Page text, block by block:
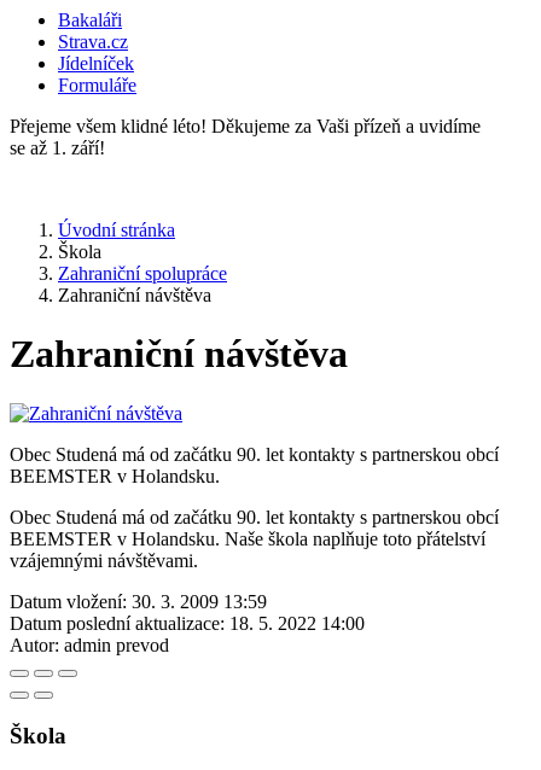
Bakaláři
Strava.cz
Jídelníček
Formuláře
Přejeme všem klidné léto! Děkujeme za Vaši přízeň a uvidíme
se až 1. září!
Úvodní stránka
Škola
Zahraniční spolupráce
Zahraniční návštěva
Zahraniční návštěva
Obec Studená má od začátku 90. let kontakty s partnerskou obcí
BEEMSTER v Holandsku.
Obec Studená má od začátku 90. let kontakty s partnerskou obcí
BEEMSTER v Holandsku. Naše škola naplňuje toto přátelství
vzájemnými návštěvami.
Datum vložení: 30. 3. 2009 13:59
Datum poslední aktualizace: 18. 5. 2022 14:00
Autor: admin prevod
Škola